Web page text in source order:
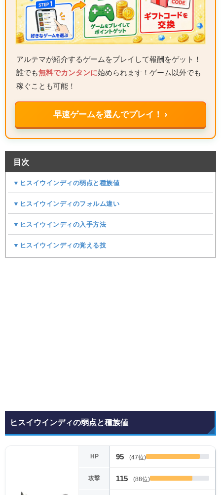
アルテマが紹介するゲームをプレイして報酬をゲット！
誰でも無料でカンタンに始められます！ゲーム以外でも
稼ぐことも可能！
早速ゲームを選んでプレイ！ ›
目次
▼ヒスイウインディの弱点と種族値
▼ヒスイウインディのフォルム違い
▼ヒスイウインディの入手方法
▼ヒスイウインディの覚える技
ヒスイウインディの弱点と種族値
HP 95 (47位)
攻撃 115 (88位)